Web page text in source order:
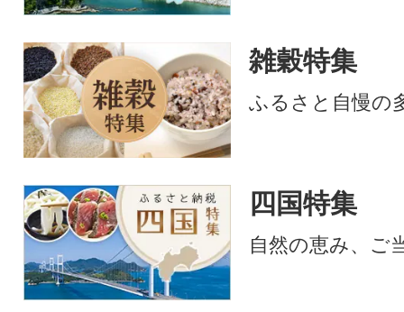
雑穀特集
ふるさと自慢の
四国特集
自然の恵み、ご